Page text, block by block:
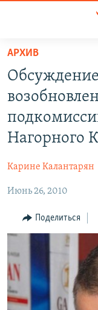
Перейти
основному
содержанию
основной
Перейти
ГЛАВНАЯ
НОВОСТИ
ОБЩЕСТВО
РЕГИОН
НАГОРНЫЙ
КУЛЬТУРА
СПОРТ
АРХИВ
Հայերեն
АРХИВ
Нагорного
Карине Калантарян
Июнь 26, 2010
Поделиться